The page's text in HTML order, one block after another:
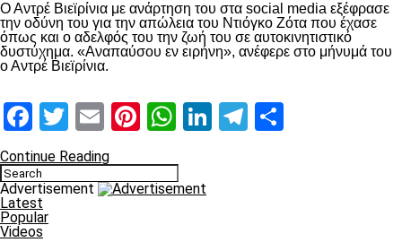
Ο Αντρέ Βιεϊρίνια με ανάρτηση του στα social media εξέφρασε
την οδύνη του για την απώλεια του Ντιόγκο Ζότα που έχασε
όπως και ο αδελφός του την ζωή του σε αυτοκινητιστικό
δυστύχημα. «Αναπαύσου εν ειρήνη», ανέφερε στο μήνυμά του
ο Αντρέ Βιεϊρίνια.
Facebook
Twitter
EmailPinterest
WhatsApp
LinkedIn
Telegram
Continue Reading
Advertisement
Latest
Popular
Videos